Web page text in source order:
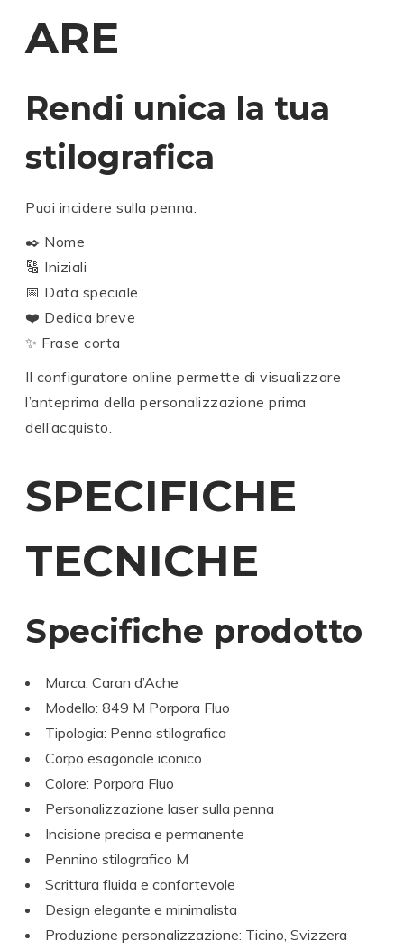
ARE
Rendi unica la tua
stilografica
Puoi incidere sulla penna:
✒️ Nome
🔠 Iniziali
📅 Data speciale
❤️ Dedica breve
✨ Frase corta
Il configuratore online permette di visualizzare
l’anteprima della personalizzazione prima
dell’acquisto.
SPECIFICHE
TECNICHE
Specifiche prodotto
Marca: Caran d’Ache
Modello: 849 M Porpora Fluo
Tipologia: Penna stilografica
Corpo esagonale iconico
Colore: Porpora Fluo
Personalizzazione laser sulla penna
Incisione precisa e permanente
Pennino stilografico M
Scrittura fluida e confortevole
Design elegante e minimalista
Produzione personalizzazione: Ticino, Svizzera